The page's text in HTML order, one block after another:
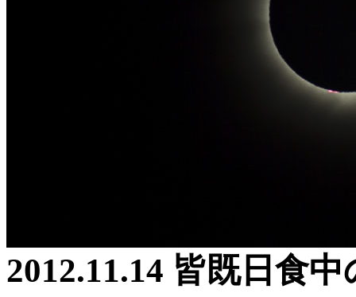
2012.11.14 皆既日食